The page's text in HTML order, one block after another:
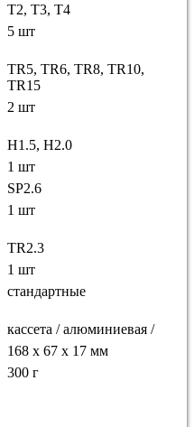
T2, T3, T4
5 шт
TR5, TR6, TR8, TR10,
TR15
2 шт
H1.5, H2.0
1 шт
SP2.6
1 шт
TR2.3
1 шт
стандартные
кассета / алюминиевая /
168 x 67 x 17 мм
300 г